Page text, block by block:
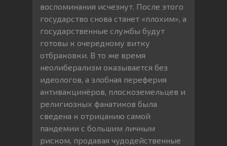
воспоминания исчезнут. После этого
государство снова станет «плохим», а
государственные службы будут
готовы к очередному витку
отбраковки. В то же время
неолиберализм оказывается без
идеологов, а злобная переферия
антивакцинёров, плоскоземельцев и
религиозных фанатиков была
сведена к отрицанию самой
пандемии с большим личным
риском, продавая чудодейственные